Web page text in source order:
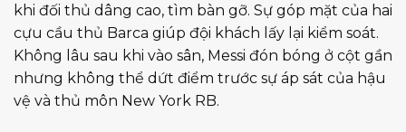
khi đối thủ dâng cao, tìm bàn gỡ. Sự góp mặt của hai
cựu cầu thủ Barca giúp đội khách lấy lại kiểm soát.
Không lâu sau khi vào sân, Messi đón bóng ở cột gần
nhưng không thể dứt điểm trước sự áp sát của hậu
vệ và thủ môn New York RB.